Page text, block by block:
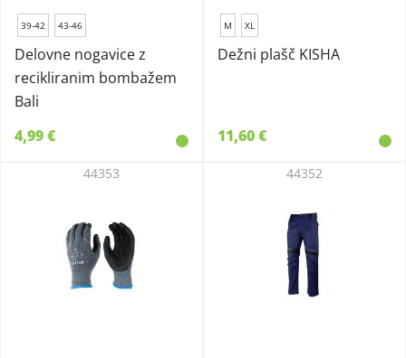
39-42 43-46
Delovne nogavice z
recikliranim bombažem
Bali
4,99 €
M XL
Dežni plašč KISHA
11,60 €
44353 44352